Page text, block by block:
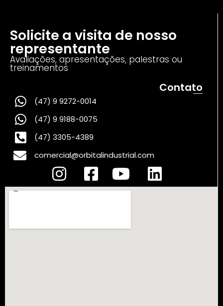
Solicite a visita de nosso
representante
Avaliações, apresentações, palestras ou
treinamentos
Contato
(47) 9 9272-0014
(47) 9 9188-0075
(47) 3305-4389
comercial@orbitalindustrial.com